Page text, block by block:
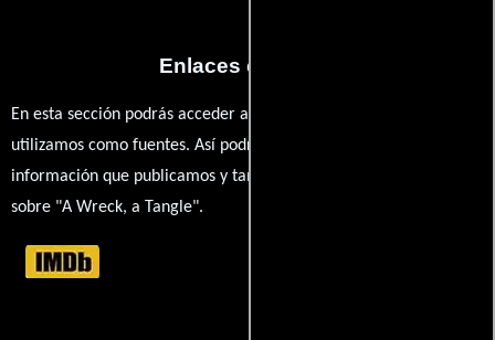
Enlaces externos
En esta sección podrás acceder a los recursos externos que
utilizamos como fuentes. Así podrás chequear toda la
información que publicamos y también ampliar tu conocimiento
sobre "A Wreck, a Tangle".